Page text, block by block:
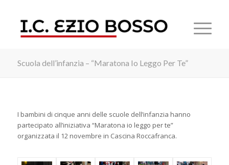
Scuola dell’infanzia – “Maratona Io Leggo Per Te”
I bambini di cinque anni delle scuole dell’infanzia hanno
partecipato all’iniziativa “Maratona io leggo per te”
organizzata il 12 novembre in Cascina Roccafranca.